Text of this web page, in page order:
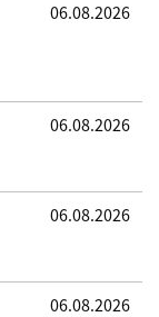
06.08.2026
06.08.2026
06.08.2026
06.08.2026